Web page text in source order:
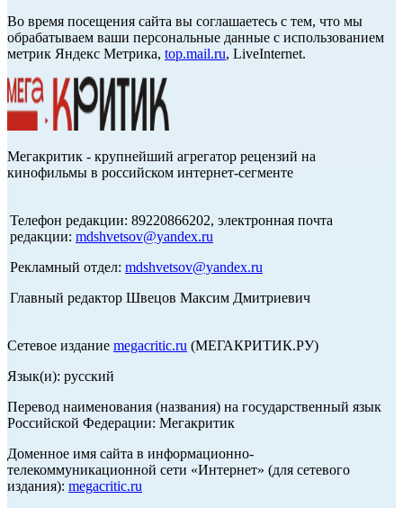
Во время посещения сайта вы соглашаетесь с тем, что мы
обрабатываем ваши персональные данные с использованием
метрик Яндекс Метрика, top.mail.ru, LiveInternet.
Мегакритик - крупнейший агрегатор рецензий на
кинофильмы в российском интернет-сегменте
Телефон редакции: 89220866202, электронная почта
редакции: mdshvetsov@yandex.ru
Рекламный отдел: mdshvetsov@yandex.ru
Главный редактор Швецов Максим Дмитриевич
Сетевое издание megacritic.ru (МЕГАКРИТИК.РУ)
Язык(и): русский
Перевод наименования (названия) на государственный язык
Российской Федерации: Мегакритик
Доменное имя сайта в информационно-
телекоммуникационной сети «Интернет» (для сетевого
издания): megacritic.ru